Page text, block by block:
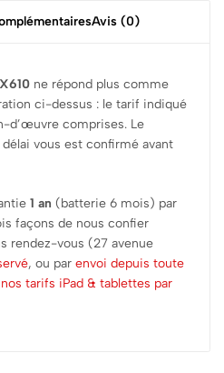
Avis (0)
ne répond plus comme
ci-dessus : le tarif indiqué
d’œuvre comprises. Le
vous est confirmé avant
1 an (batterie 6 mois) par
façons de nous confier
rendez-vous (27 avenue
, ou par envoi depuis toute
nos tarifs iPad & tablettes par